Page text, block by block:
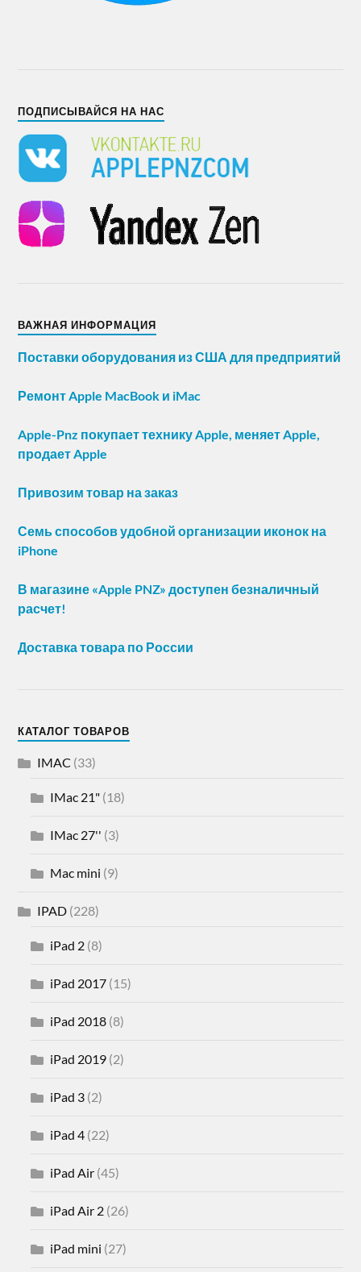
ПОДПИСЫВАЙСЯ НА НАС
ВАЖНАЯ ИНФОРМАЦИЯ
Поставки оборудования из США для предприятий
Ремонт Apple MacBook и iMac
Apple-Pnz покупает технику Apple, меняет Apple,
продает Apple
Привозим товар на заказ
Семь способов удобной организации иконок на
iPhone
В магазине «Apple PNZ» доступен безналичный
расчет!
Доставка товара по России
КАТАЛОГ ТОВАРОВ
IMAC (33)
IMac 21" (18)
IMac 27'' (3)
Mac mini (9)
IPAD (228)
iPad 2 (8)
iPad 2017 (15)
iPad 2018 (8)
iPad 2019 (2)
iPad 3 (2)
iPad 4 (22)
iPad Air (45)
iPad Air 2 (26)
iPad mini (27)